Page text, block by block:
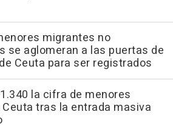
migrantes no
se aglomeran a las puertas de
Ceuta para ser registrados
la cifra de menores
tras la entrada masiva